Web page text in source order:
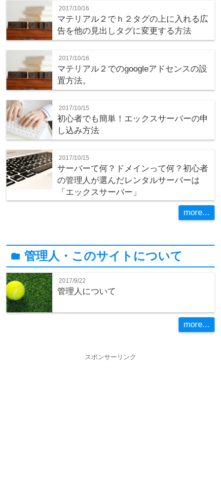
2017/10/16
マテリアル２でｈ２タグの上に入れる広
告を他の見出しタグに変更する方法
2017/10/16
マテリアル２でのgoogleアドセンスの設
置方法。
2017/10/15
初心者でも簡単！エックスサーバーの申
し込み方法
2017/10/15
サーバーて何？ドメインって何？初心者
の管理人が選んだレンタルサーバーは
「エックスサーバー」
more...
folder管理人・このサイトについて
2017/9/22
管理人について
more...
スポンサーリンク